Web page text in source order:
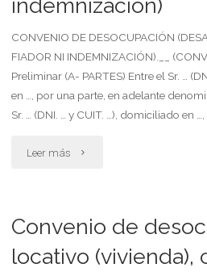
(con
fiador
e
indemnización)
CONVENIO DE DESOCUPACIÓN
FIADOR NI INDEMNIZACIÓN).__
Preliminar (A- PARTES) Entre el Sr. …
en …, por una parte, en adelante
Sr. … (DNI. … y CUIT. …), domiciliado en
Leer más "Convenio
(desalojo)
Convenio de
locativo (vivienda),